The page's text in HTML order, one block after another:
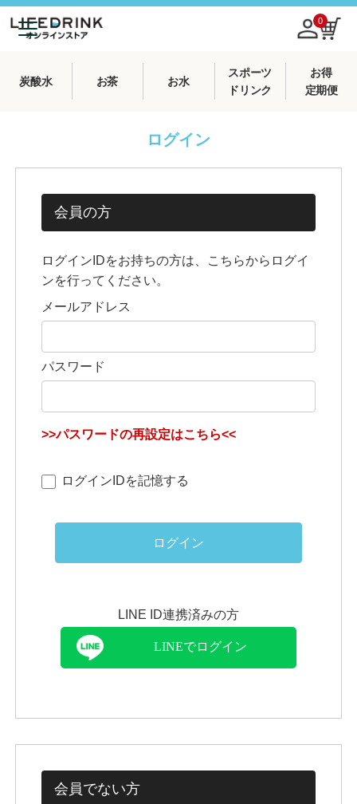
0
炭酸水 お茶 お水
スポーツ
ドリンク
お得
定期便
ログイン
会員の方
ログインIDをお持ちの方は、こちらからログイ
ンを行ってください。
メールアドレス
パスワード
>>パスワードの再設定はこちら<<
ログインIDを記憶する
ログイン
LINE ID連携済みの方
LINEでログイン
会員でない方